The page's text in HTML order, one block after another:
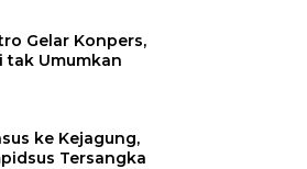
Gelar Konpers,
tak Umumkan
ke Kejagung,
Tersangka